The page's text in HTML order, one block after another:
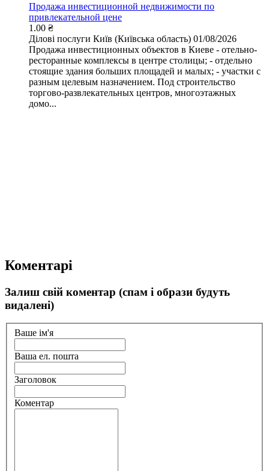
Продажа инвестиционной недвижимости по
привлекательной цене
1.00 ₴
Ділові послуги Київ (Київська область) 01/08/2026
Продажа инвестиционных объектов в Киеве - отельно-
ресторанные комплексы в центре столицы; - отдельно
стоящие здания больших площадей и малых; - участки с
разным целевым назначением. Под строительство
торгово-развлекательных центров, многоэтажных
домо...
Коментарі
Залиш свій коментар (спам і образи будуть
видалені)
Ваше ім'я
Ваша ел. пошта
Заголовок
Коментар